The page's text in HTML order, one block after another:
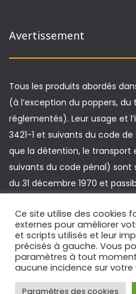
Avertissement
Tous les produits abordés
(à l’exception du poppers,
réglementés). Leur usage et
3421-1 et suivants du code
que la détention, le
suivants du code pénal)
du 31 décembre 1970 et
l’emprise de produits illicites
spécifiques (article L 235-1
Copyright © Playsafe.fr. Site
Ce site utilise des cookies
externes pour améliorer
et scripts utilisés et leur
précisés à gauche. Vous
paramètres à tout
aucune incidence sur votre
Paramètres des cookies